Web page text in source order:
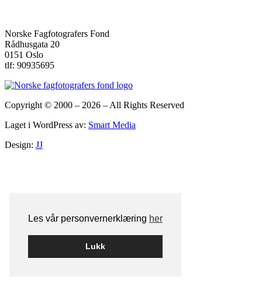
Les vår personvernerklæring her
Lukk
(Command)
nede
og
trykk
på
+
for
å
forstørre
eller
-
Norske Fagfotografers Fond
Rådhusgata 20
0151 Oslo
tlf: 90935695
Copyright © 2000 – 2026 – All Rights Reserved
Laget i WordPress av: Smart Media
Design: JJ